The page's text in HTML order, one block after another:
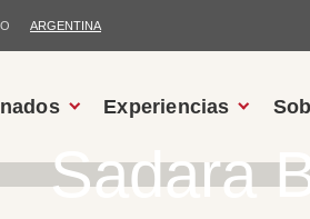
ARGENTINA
Experiencias
Sadara